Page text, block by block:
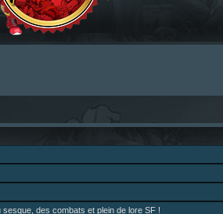
des combats et plein de lore SF !